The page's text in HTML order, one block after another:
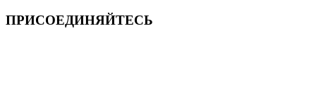
ПРИСОЕДИНЯЙТЕСЬ